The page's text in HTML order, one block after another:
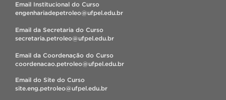
Email Institucional do Curso
engenhariadepetroleo@ufpel.edu.br
Email da Secretaria do Curso
secretaria.petroleo@ufpel.edu.br
Email da Coordenação do Curso
coordenacao.petroleo@ufpel.edu.br
Email do Site do Curso
site.eng.petroleo@ufpel.edu.br